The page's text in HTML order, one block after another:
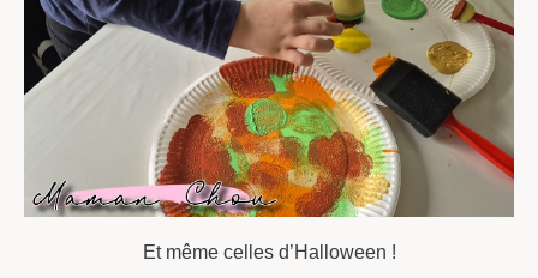
Et même celles d’Halloween !